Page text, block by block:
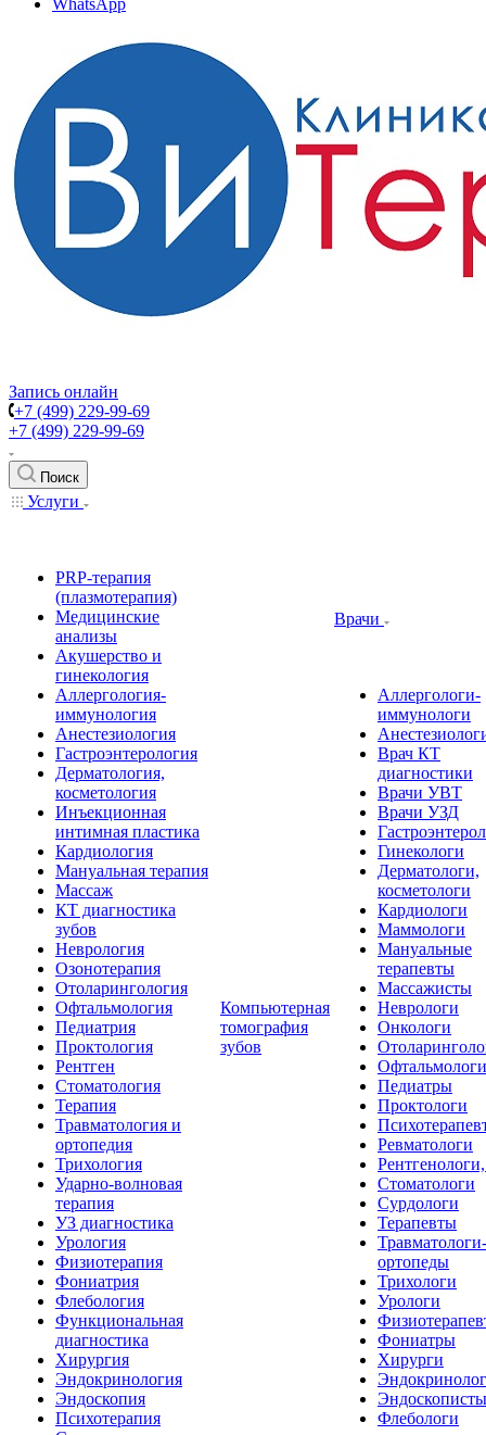
WhatsApp
Запись онлайн
+7 (499) 229-99-69
+7 (499) 229-99-69
Поиск
Услуги
PRP-терапия
(плазмотерапия)
Медицинские
анализы
Акушерство и
гинекология
Аллергология-
иммунология
Анестезиология
Гастроэнтерология
Дерматология,
косметология
Инъекционная
интимная пластика
Кардиология
Мануальная терапия
Массаж
КТ диагностика
зубов
Неврология
Озонотерапия
Отоларингология
Офтальмология
Педиатрия
Проктология
Рентген
Стоматология
Терапия
Травматология и
ортопедия
Трихология
Ударно-волновая
терапия
УЗ диагностика
Урология
Физиотерапия
Фониатрия
Флебология
Функциональная
диагностика
Хирургия
Эндокринология
Эндоскопия
Психотерапия
Компьютерная
томография
зубов
Врачи
Аллергологи-
иммунологи
Врач КТ
диагностики
Врачи УВТ
Врачи УЗД
Гинекологи
Дерматологи,
косметологи
Кардиологи
Маммологи
Мануальные
терапевты
Массажисты
Неврологи
Онкологи
Офтальмологи
Педиатры
Проктологи
Ревматологи
Стоматологи
Сурдологи
Терапевты
Травматологи-
ортопеды
Трихологи
Урологи
Фониатры
Хирурги
Эндоскописты
Флебологи